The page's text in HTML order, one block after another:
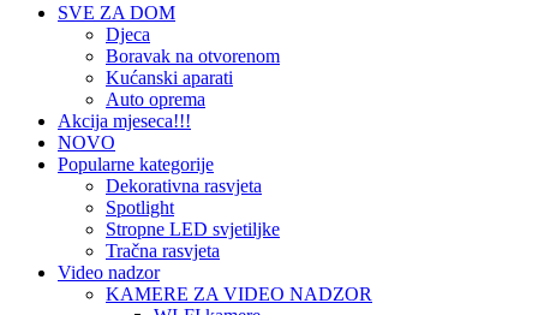
SVE ZA DOM
Djeca
Boravak na otvorenom
Kućanski aparati
Auto oprema
Akcija mjeseca!!!
NOVO
Popularne kategorije
Dekorativna rasvjeta
Spotlight
Stropne LED svjetiljke
Tračna rasvjeta
Video nadzor
KAMERE ZA VIDEO NADZOR